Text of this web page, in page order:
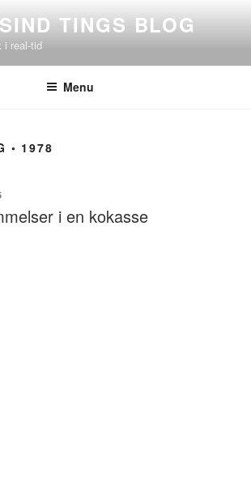
TINGS BLOG
real-tid
Menu
◦ 1978
i en kokasse